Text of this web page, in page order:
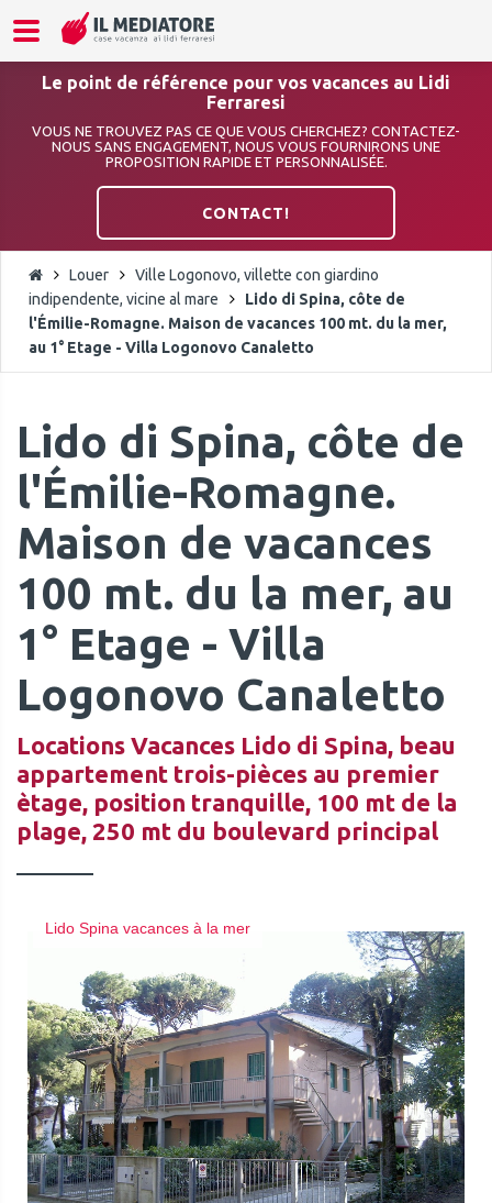
Le point de référence pour vos vacances au Lidi
Ferraresi
VOUS NE TROUVEZ PAS CE QUE VOUS CHERCHEZ? CONTACTEZ-
NOUS SANS ENGAGEMENT, NOUS VOUS FOURNIRONS UNE
PROPOSITION RAPIDE ET PERSONNALISÉE.
CONTACT!
Louer
Ville Logonovo, villette con giardino
indipendente, vicine al mare
Lido di Spina, côte de
l'Émilie-Romagne. Maison de vacances 100 mt. du la mer,
au 1° Etage - Villa Logonovo Canaletto
Lido di Spina, côte de
l'Émilie-Romagne.
Maison de vacances
100 mt. du la mer, au
1° Etage - Villa
Logonovo Canaletto
Locations Vacances Lido di Spina, beau
appartement trois-pièces au premier
ètage, position tranquille, 100 mt de la
plage, 250 mt du boulevard principal
Lido Spina vacances à la mer